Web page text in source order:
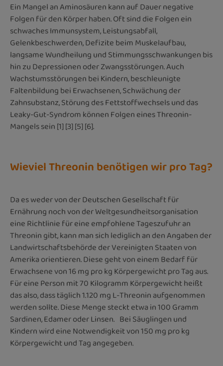
Ein Mangel an Aminosäuren kann auf Dauer negative
Folgen für den Körper haben. Oft sind die Folgen ein
schwaches Immunsystem, Leistungsabfall,
Gelenkbeschwerden, Defizite beim Muskelaufbau,
langsame Wundheilung und Stimmungsschwankungen bis
hin zu Depressionen oder Zwangsstörungen. Auch
Wachstumsstörungen bei Kindern, beschleunigte
Faltenbildung bei Erwachsenen, Schwächung der
Zahnsubstanz, Störung des Fettstoffwechsels und das
Leaky-Gut-Syndrom können Folgen eines Threonin-
Mangels sein [1] [3] [5] [6].
Wieviel Threonin benötigen wir pro Tag?
Da es weder von der Deutschen Gesellschaft für
Ernährung noch von der Weltgesundheitsorganisation
eine Richtlinie für eine empfohlene Tageszufuhr an
Threonin gibt, kann man sich lediglich an den Angaben der
Landwirtschaftsbehörde der Vereinigten Staaten von
Amerika orientieren. Diese geht von einem Bedarf für
Erwachsene von 16 mg pro kg Körpergewicht pro Tag aus.
Für eine Person mit 70 Kilogramm Körpergewicht heißt
das also, dass täglich 1.120 mg L-Threonin aufgenommen
werden sollte. Diese Menge steckt etwa in 100 Gramm
Sardinen, Edamer oder Linsen. Bei Säuglingen und
Kindern wird eine Notwendigkeit von 150 mg pro kg
Körpergewicht und Tag angegeben.